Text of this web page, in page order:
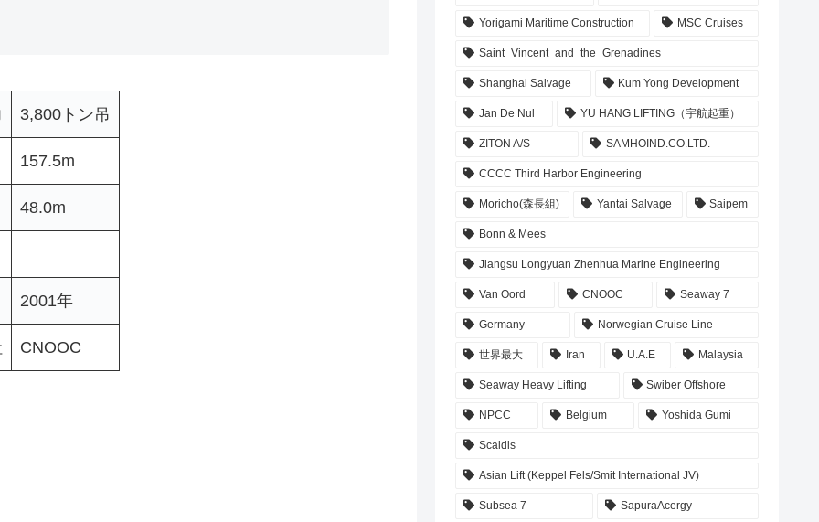
3,800トン吊
157.5m
48.0m
2001年
CNOOC
Yorigami Maritime Construction MSC Cruises
Saint_Vincent_and_the_Grenadines
Shanghai Salvage Kum Yong Development
Jan De Nul YU HANG LIFTING（宇航起重）
ZITON A/S SAMHOIND.CO.LTD.
CCCC Third Harbor Engineering
Moricho(森長組) Yantai Salvage Saipem
Bonn & Mees
Jiangsu Longyuan Zhenhua Marine Engineering
Van Oord CNOOC Seaway 7
Germany Norwegian Cruise Line
世界最大 Iran U.A.E Malaysia
Seaway Heavy Lifting Swiber Offshore
NPCC Belgium Yoshida Gumi
Scaldis
Asian Lift (Keppel Fels/Smit International JV)
Subsea 7 SapuraAcergy